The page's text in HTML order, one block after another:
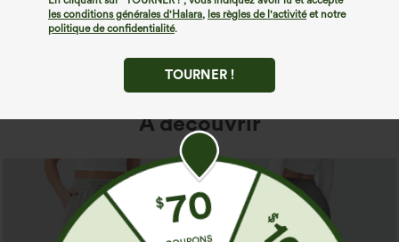
les conditions générales d'Halara, les règles de l'activitéet notre
politique de confidentialité.
TOURNER !
À découvrir